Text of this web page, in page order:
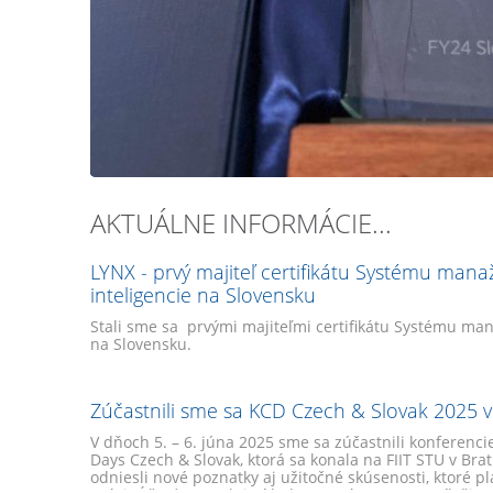
AKTUÁLNE INFORMÁCIE...
LYNX - prvý majiteľ certifikátu Systému
inteligencie na Slovensku
Stali sme sa prvými majiteľmi certifikátu Systému
na Slovensku.
Zúčastnili sme sa KCD Czech & Slovak 2025
V dňoch 5. – 6. júna 2025 sme sa zúčastnili
Days Czech & Slovak, ktorá sa konala na FIIT STU v
odniesli nové poznatky aj užitočné skúsenosti, ktoré